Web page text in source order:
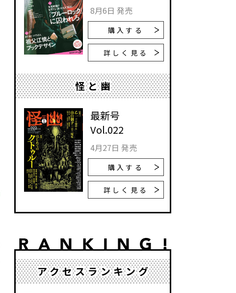
8月6日 発売
購入する
詳しく見る
怪と幽
最新号
Vol.022
4月27日 発売
購入する
詳しく見る
アクセスランキング